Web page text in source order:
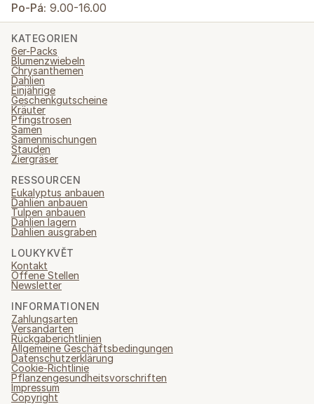
Po-Pá: 9.00-16.00
KATEGORIEN
6er-Packs
Blumenzwiebeln
Chrysanthemen
Dahlien
Einjährige
Geschenkgutscheine
Kräuter
Pfingstrosen
Samen
Samenmischungen
Stauden
Ziergräser
RESSOURCEN
Eukalyptus anbauen
Dahlien anbauen
Tulpen anbauen
Dahlien lagern
Dahlien ausgraben
LOUKYKVĚT
Kontakt
Offene Stellen
Newsletter
INFORMATIONEN
Zahlungsarten
Versandarten
Rückgaberichtlinien
Allgemeine Geschäftsbedingungen
Datenschutzerklärung
Cookie-Richtlinie
Pflanzengesundheitsvorschriften
Impressum
Copyright